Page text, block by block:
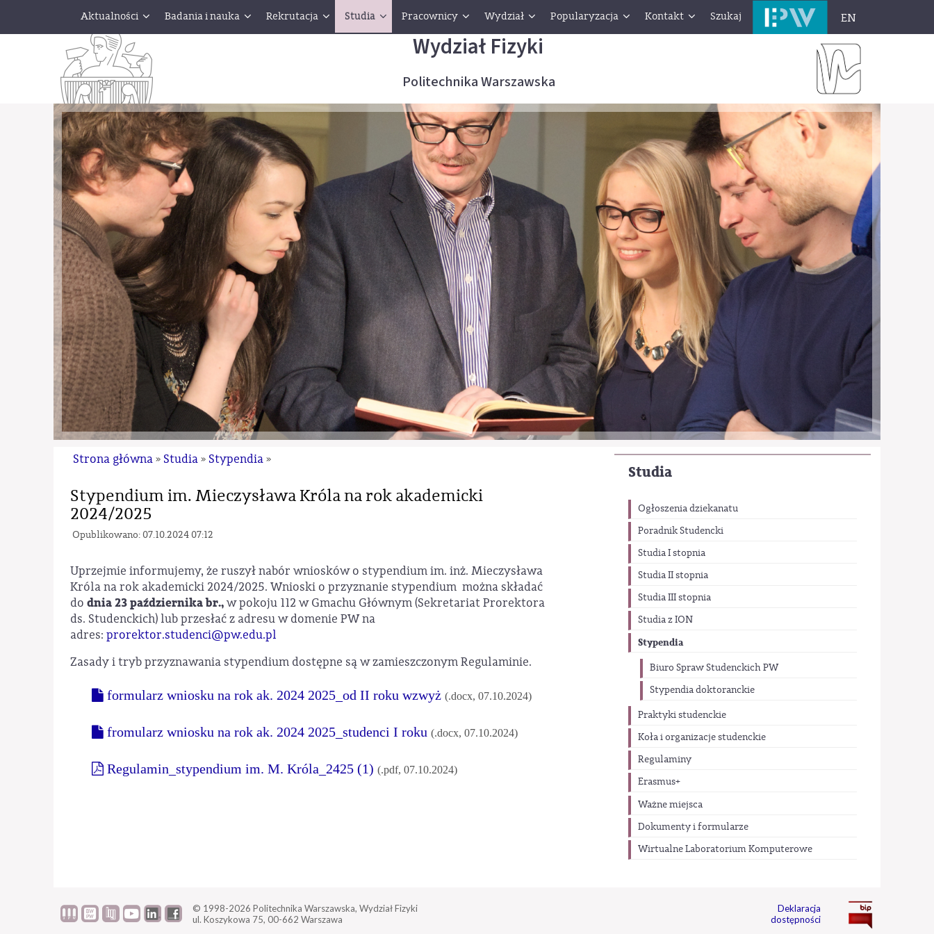
Aktualności Badania i nauka Rekrutacja Studia Pracownicy Wydział Popularyzacja Kontakt Szukaj EN
Wydział Fizyki
Politechnika Warszawska
Studia
Ogłoszenia dziekanatu
Poradnik Studencki
Studia I stopnia
Studia II stopnia
Studia III stopnia
Studia z ION
Stypendia
Biuro Spraw Studenckich PW
Stypendia doktoranckie
Praktyki studenckie
Koła i organizacje studenckie
Regulaminy
Erasmus+
Ważne miejsca
Dokumenty i formularze
Wirtualne Laboratorium Komputerowe
Strona główna » Studia » Stypendia »
Stypendium im. Mieczysława Króla na rok akademicki
2024/2025
Opublikowano: 07.10.2024 07:12
Uprzejmie informujemy, że ruszył nabór wniosków o stypendium im. inż. Mieczysława
Króla na rok akademicki 2024/2025. Wnioski o przyznanie stypendium można składać
dodnia 23 października br.,w pokoju 112 w Gmachu Głównym (Sekretariat Prorektora
ds. Studenckich) lub przesłać z adresu w domenie PW na
adres:prorektor.studenci@pw.edu.pl
Zasady i tryb przyznawania stypendium dostępne są w zamieszczonym Regulaminie.
formularz wniosku na rok ak. 2024 2025_od II roku wzwyż (.docx, 07.10.2024)
fromularz wniosku na rok ak. 2024 2025_studenci I roku (.docx, 07.10.2024)
Regulamin_stypendium im. M. Króla_2425 (1) (.pdf, 07.10.2024)
© 1998-2026 Politechnika Warszawska, Wydział Fizyki
ul. Koszykowa 75, 00-662 Warszawa
Deklaracja
dostępności